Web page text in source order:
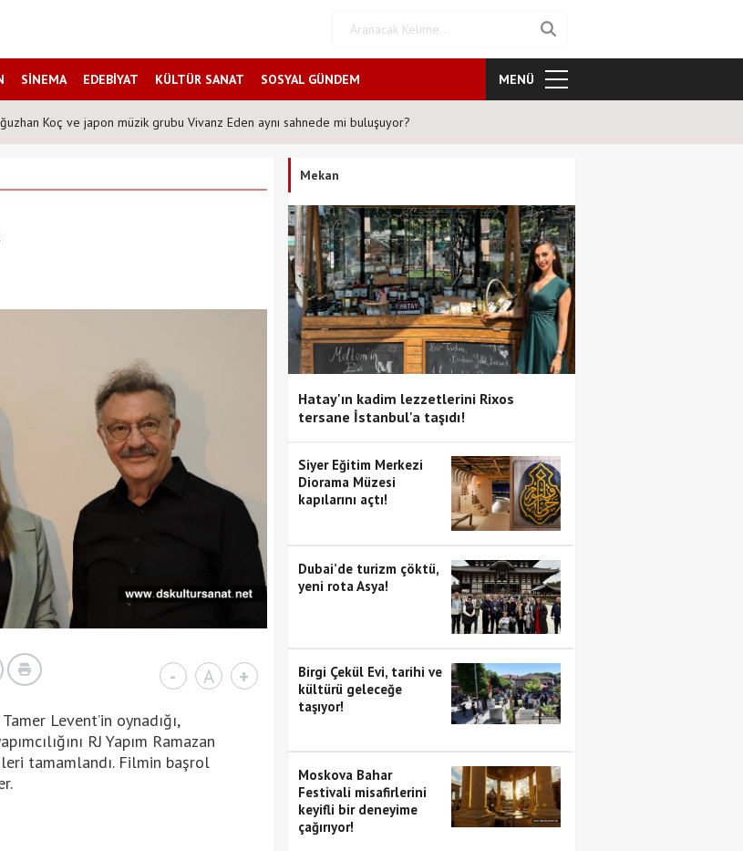
SİNEMA EDEBİYAT KÜLTÜR SANAT SOSYAL GÜNDEM MENÜ
Koç ve japon müzik grubu Vivanz Eden aynı sahnede mi buluşuyor?
- A +
Levent’in oynadığı,
RJ Yapım Ramazan
tamamlandı. Filmin başrol
Mekan
Hatay'ın kadim lezzetlerini Rixos
tersane İstanbul'a taşıdı!
Siyer Eğitim Merkezi
Diorama Müzesi
kapılarını açtı!
Dubai’de turizm çöktü,
yeni rota Asya!
Birgi Çekül Evi, tarihi ve
kültürü geleceğe
taşıyor!
Moskova Bahar
Festivali misafirlerini
keyifli bir deneyime
çağırıyor!